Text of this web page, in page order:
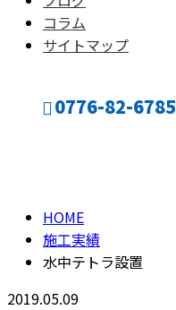
コラム
サイトマップ
0776-82-6785
HOME
施工実績
水中テトラ設置
2019.05.09